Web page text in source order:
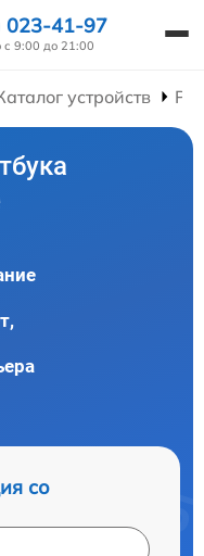
023-41-97
с 9:00 до 21:00
устройств
со